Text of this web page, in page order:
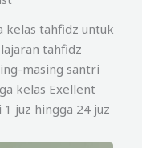
kelas tahfidz untuk
tahfidz
masing santri
kelas Exellent
juz hingga 24 juz